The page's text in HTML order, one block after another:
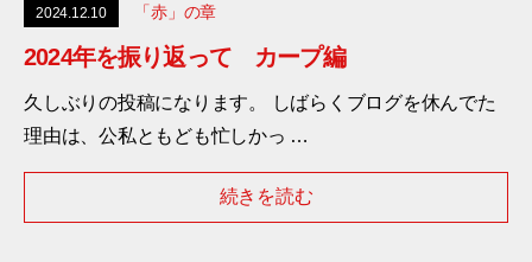
2024.12.10 「赤」の章
2024年を振り返って カープ編
久しぶりの投稿になります。 しばらくブログを休んでた
理由は、公私ともども忙しかっ …
続きを読む